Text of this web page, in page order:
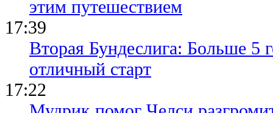
этим путешествием
17:39
Вторая Бундеслига: Больше 5
отличный старт
17:22